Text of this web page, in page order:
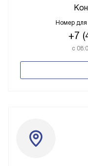
Номер для
+7
с